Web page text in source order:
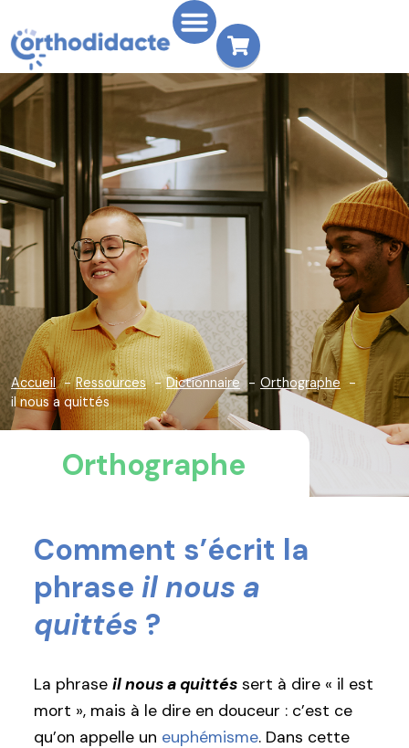
Accueil Ressources Dictionnaire
Orthographe
il nous a quittés
Orthographe
Comment s’écrit la
phrase il nous a
quittés ?
La phrase il nous a quittés sert à dire « il est
mort », mais à le dire en douceur : c’est ce
qu’on appelle un euphémisme. Dans cette